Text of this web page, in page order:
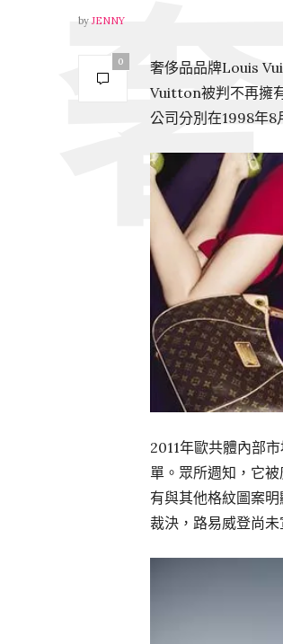
by JENNY
0
奢侈品品牌Louis
Vuitton被判不再擁
公司分別在1998年8
2011年歐共體內部
單。眾所週知，它
有與其他格紋圖案明
裁決，路易威登尚